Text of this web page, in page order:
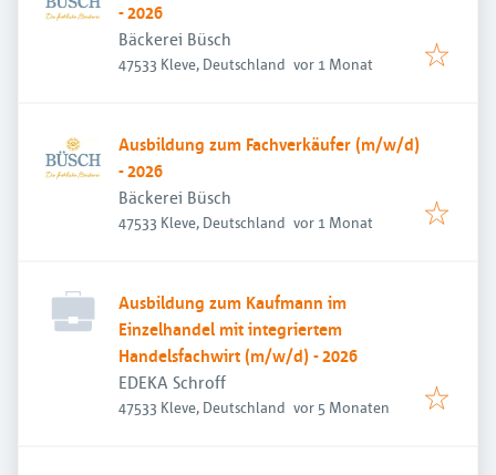
- 2026
Bäckerei Büsch
47533 Kleve, Deutschland Veröffentlicht
vor 1 Monat
Ausbildung zum Fachverkäufer (m/w/d)
- 2026
Bäckerei Büsch
47533 Kleve, Deutschland Veröffentlicht
vor 1 Monat
Ausbildung zum Kaufmann im
Einzelhandel mit integriertem
Handelsfachwirt (m/w/d) - 2026
EDEKA Schroff
47533 Kleve, Deutschland Veröffentlicht:
vor 5 Monaten